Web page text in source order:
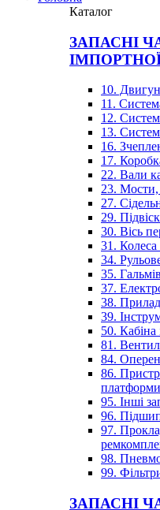
Каталог
ЗАПАСНІ
10.
11.
12.
13.
16.
17.
22. Вали
23. Мости,
27.
29.
30. Вісь
31. Колеса
34.
35.
37.
38.
39.
50. Кабіна
81.
84.
86.
платформи
95. Інші
96.
97.
98.
99.
ЗАПАСНІ